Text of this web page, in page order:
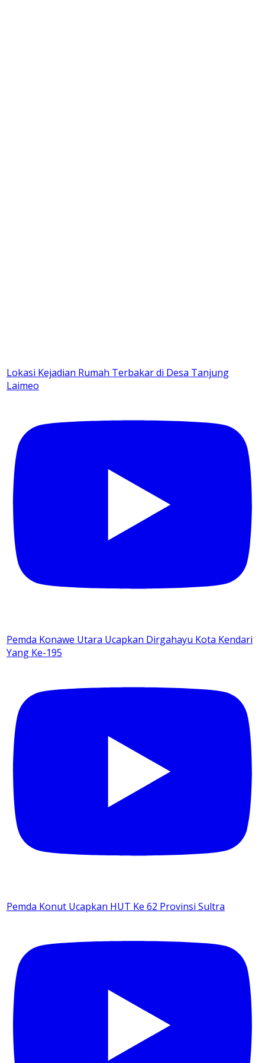
Lokasi Kejadian Rumah Terbakar di Desa Tanjung
Laimeo
Pemda Konawe Utara Ucapkan Dirgahayu Kota Kendari
Yang Ke-195
Pemda Konut Ucapkan HUT Ke 62 Provinsi Sultra